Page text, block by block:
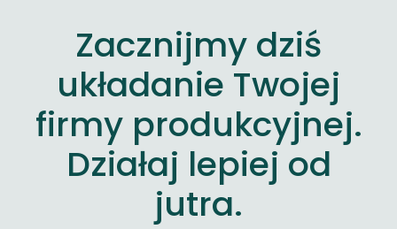
Zacznijmy dziś
układanie Twojej
firmy produkcyjnej.
Działaj lepiej od
jutra.